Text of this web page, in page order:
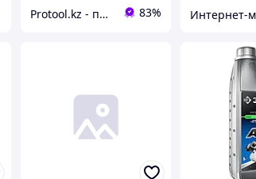
Protool.kz - продажа электроинструмента, ручные строительные и садовые инструменты 83%